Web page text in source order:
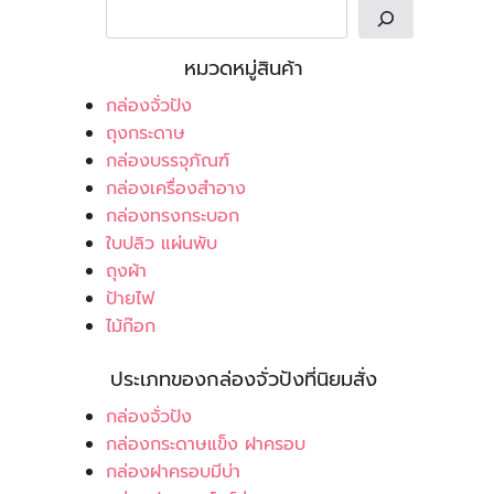
หมวดหมู่สินค้า
กล่องจั่วปัง
ถุงกระดาษ
กล่องบรรจุภัณฑ์
กล่องเครื่องสำอาง
กล่องทรงกระบอก
ใบปลิว แผ่นพับ
ถุงผ้า
ป้ายไฟ
ไม้ก๊อก
ประเภทของกล่องจั่วปังที่นิยมสั่ง
กล่องจั่วปัง
กล่องกระดาษแข็ง ฝาครอบ
กล่องฝาครอบมีบ่า